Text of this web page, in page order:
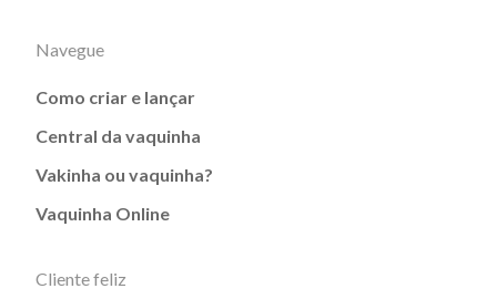
Navegue
Como criar e lançar
Central da vaquinha
Vakinha ou vaquinha?
Vaquinha Online
Cliente feliz